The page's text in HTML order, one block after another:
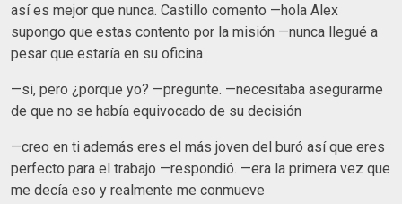
así es mejor que nunca. Castillo comento —hola Alex
supongo que estas contento por la misión —nunca llegué a
pesar que estaría en su oficina
—si, pero ¿porque yo? —pregunte. —necesitaba asegurarme
de que no se había equivocado de su decisión
—creo en ti además eres el más joven del buró así que eres
perfecto para el trabajo —respondió. —era la primera vez que
me decía eso y realmente me conmueve